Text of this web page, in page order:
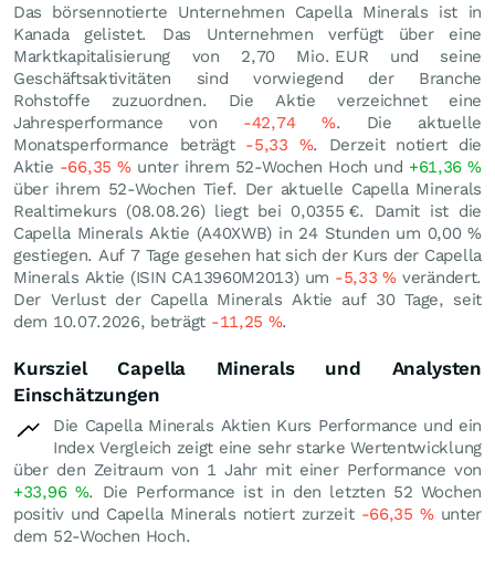
Das börsennotierte Unternehmen Capella Minerals ist in
Kanada gelistet. Das Unternehmen verfügt über eine
Marktkapitalisierung von 2,70 Mio. EUR und seine
Geschäftsaktivitäten sind vorwiegend der Branche
Rohstoffe zuzuordnen. Die Aktie verzeichnet eine
Jahresperformance von -42,74 %. Die aktuelle
Monatsperformance beträgt -5,33 %. Derzeit notiert die
Aktie -66,35%unter ihrem 52-Wochen Hoch und +61,36%
über ihrem 52-Wochen Tief. Der aktuelle Capella Minerals
Realtimekurs (08.08.26) liegt bei 0,0355 €. Damit ist die
Capella Minerals Aktie (A40XWB) in 24 Stunden um 0,00%
gestiegen. Auf 7 Tage gesehen hat sich der Kurs der Capella
Minerals Aktie (ISIN CA13960M2013) um -5,33% verändert.
Der Verlust der Capella Minerals Aktie auf 30 Tage, seit
dem 10.07.2026, beträgt -11,25 %.
Kursziel Capella Minerals und Analysten
Einschätzungen
Die Capella Minerals Aktien Kurs Performance und ein
Index Vergleich zeigt eine sehr starke Wertentwicklung
über den Zeitraum von 1 Jahr mit einer Performance von
+33,96 %. Die Performance ist in den letzten 52 Wochen
positiv und Capella Minerals notiert zurzeit -66,35 %unter
dem 52-Wochen Hoch.